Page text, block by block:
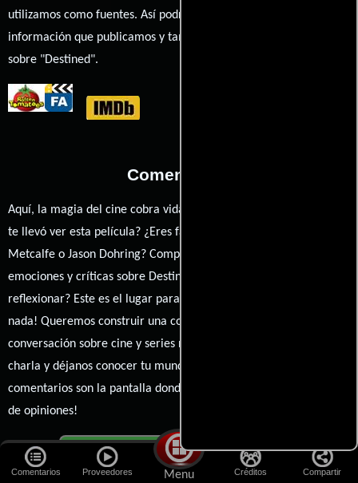
Comentarios Proveedores Menu Créditos Compartir
utilizamos como fuentes. Así podrás chequear toda la
información que publicamos y también ampliar tu conocimiento
sobre "Destined".
Comentarios
Aquí, la magia del cine cobra vida a través de tus opiniones. ¿Qué
te llevó ver esta película? ¿Eres fan de Qasim Basir, Jesse
Metcalfe o Jason Dohring? Comparte tus pensamientos,
emociones y críticas sobre Destined. ¿Te hizo reír, llorar o
reflexionar? Este es el lugar para expresarlo. ¡No te guardes
nada! Queremos construir una comunidad apasionada donde la
conversación sobre cine y series nunca se detenga. Únete a la
charla y déjanos conocer tu mundo cinematográfico. ¡Los
comentarios son la pantalla donde se proyecta nuestra diversidad
de opiniones!
Cargar comentarios